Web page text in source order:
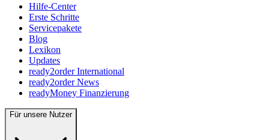
Hilfe-Center
Erste Schritte
Servicepakete
Blog
Lexikon
Updates
ready2order International
ready2order News
readyMoney Finanzierung
Für unsere Nutzer